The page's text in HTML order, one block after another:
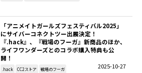
「アニメイトガールズフェスティバル2025」
にサイバーコネクトツー出展決定！
『.hack』、『戦場のフーガ』新商品のほか、
ライフワンダーズとのコラボ購入特典も公
開！
2025-10-27
.hack CC2ストア 戦場のフーガ